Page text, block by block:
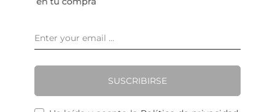
SUSCRIBIRSE